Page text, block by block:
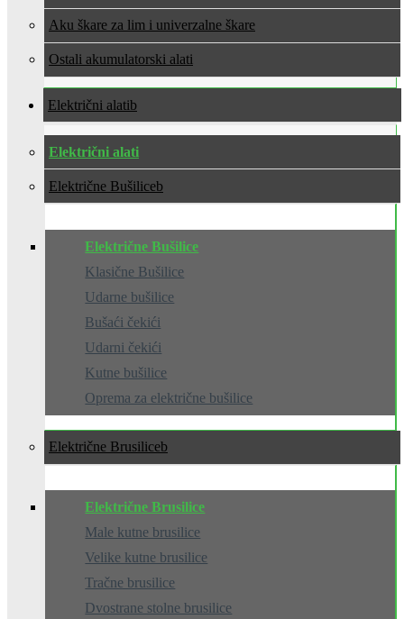
Aku škare za lim i univerzalne škare
Ostali akumulatorski alati
Električni alati
Električni alati
Električne Bušilice
Električne Bušilice
Klasične Bušilice
Udarne bušilice
Bušaći čekići
Udarni čekići
Kutne bušilice
Oprema za električne bušilice
Električne Brusilice
Električne Brusilice
Male kutne brusilice
Velike kutne brusilice
Tračne brusilice
Dvostrane stolne brusilice